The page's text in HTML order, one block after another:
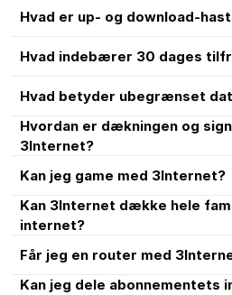
Hvad er up- og download-
Hvad indebærer 30 dages
Hvad betyder ubegrænset
Hvordan er dækningen og
3Internet?
Kan jeg game med 3Internet?
Kan 3Internet dække hele
internet?
Får jeg en router med
Kan jeg dele abonnementets